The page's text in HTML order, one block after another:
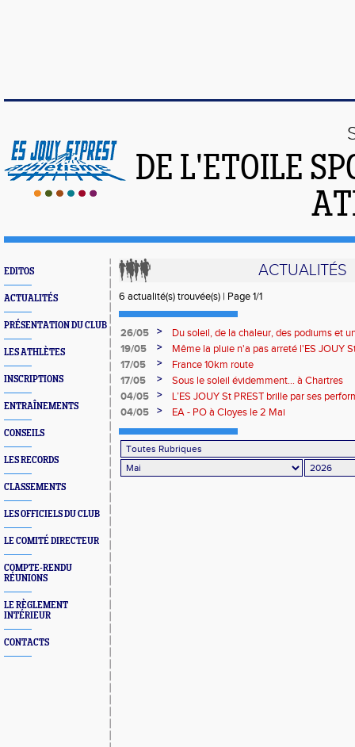
DE L'ETOILE
EDITOS
ACTUALITÉS
PRÉSENTATION DU CLUB
LES ATHLÈTES
INSCRIPTIONS
ENTRAÎNEMENTS
CONSEILS
LES RECORDS
CLASSEMENTS
LES OFFICIELS DU CLUB
LE COMITÉ DIRECTEUR
COMPTE-RENDU
RÉUNIONS
LE RÈGLEMENT
INTÉRIEUR
CONTACTS
ACTUALITÉS
6 actualité(s) trouvée(s) | Page 1/1
26/05 >
Du soleil, de la chaleur, des podiums et
de Maintenon
19/05 >
Même la pluie n'a pas arreté l'ES JOUY
titre à Bourges !!
17/05 >
France 10km route
17/05
>
Sous le soleil évidemment... à Chartres
04/05
>
L’ES JOUY St PREST brille par ses
le stade de Dreux
04/05 > EA - PO à Cloyes le 2 Mai